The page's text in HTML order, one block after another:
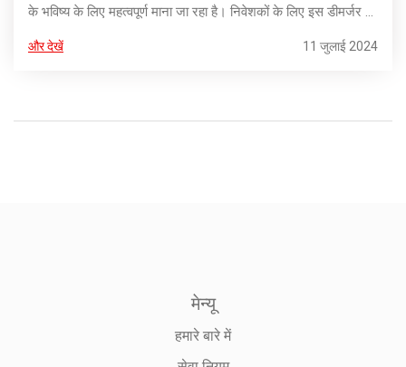
के भविष्य के लिए महत्वपूर्ण माना जा रहा है। निवेशकों के लिए इस डीमर्जर के
और देखें 11 जुलाई 2024
मेन्यू
हमारे बारे में